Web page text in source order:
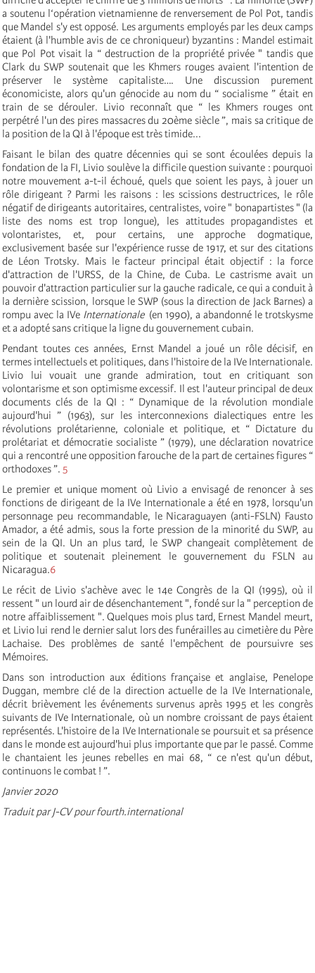
a soutenu l‘opération vietnamienne de renversement de Pol Pot, tandis
que Mandel s'y est opposé. Les arguments employés par les deux camps
étaient (à l'humble avis de ce chroniqueur) byzantins : Mandel estimait
que Pol Pot visait la “ destruction de la propriété privée " tandis que
Clark du SWP soutenait que les Khmers rouges avaient l'intention de
préserver le système capitaliste…. Une discussion purement
économiciste, alors qu'un génocide au nom du “ socialisme ” était en
train de se dérouler. Livio reconnaît que “ les Khmers rouges ont
perpétré l'un des pires massacres du 20ème siècle ”, mais sa critique de
la position de la QI à l'époque est très timide...
Faisant le bilan des quatre décennies qui se sont écoulées depuis la
fondation de la FI, Livio soulève la difficile question suivante : pourquoi
notre mouvement a-t-il échoué, quels que soient les pays, à jouer un
rôle dirigeant ? Parmi les raisons : les scissions destructrices, le rôle
négatif de dirigeants autoritaires, centralistes, voire " bonapartistes " (la
liste des noms est trop longue), les attitudes propagandistes et
volontaristes, et, pour certains, une approche dogmatique,
exclusivement basée sur l'expérience russe de 1917, et sur des citations
de Léon Trotsky. Mais le facteur principal était objectif : la force
d'attraction de l'URSS, de la Chine, de Cuba. Le castrisme avait un
pouvoir d'attraction particulier sur la gauche radicale, ce qui a conduit à
la dernière scission, lorsque le SWP (sous la direction de Jack Barnes) a
rompu avec la IVe Internationale(en 1990), a abandonné le trotskysme
et a adopté sans critique la ligne du gouvernement cubain.
Pendant toutes ces années, Ernst Mandel a joué un rôle décisif, en
termes intellectuels et politiques, dans l'histoire de la IVe Internationale.
Livio lui vouait une grande admiration, tout en critiquant son
volontarisme et son optimisme excessif. Il est l'auteur principal de deux
documents clés de la QI : “ Dynamique de la révolution mondiale
aujourd'hui ” (1963), sur les interconnexions dialectiques entre les
révolutions prolétarienne, coloniale et politique, et “ Dictature du
prolétariat et démocratie socialiste ” (1979), une déclaration novatrice
qui a rencontré une opposition farouche de la part de certaines figures “
orthodoxes ”. 5
Le premier et unique moment où Livio a envisagé de renoncer à ses
fonctions de dirigeant de la IVe Internationalea été en 1978, lorsqu'un
personnage peu recommandable, le Nicaraguayen (anti-FSLN) Fausto
Amador, a été admis, sous la forte pression de la minorité du SWP, au
sein de la QI. Un an plus tard, le SWP changeait complètement de
politique et soutenait pleinement le gouvernement du FSLN au
Nicaragua.6
Le récit de Livio s'achève avec le 14e Congrès de la QI (1995), où il
ressent " un lourd air de désenchantement ", fondé sur la " perception de
notre affaiblissement ". Quelques mois plus tard, Ernest Mandel meurt,
et Livio lui rend le dernier salut lors des funérailles au cimetière du Père
Lachaise. Des problèmes de santé l'empêchent de poursuivre ses
Mémoires.
Dans son introduction aux éditions française et anglaise, Penelope
Duggan, membre clé de la direction actuelle de la IVe Internationale,
décrit brièvement les événements survenus après 1995 et les congrès
suivants de IVe Internationale, où un nombre croissant de pays étaient
représentés. L'histoire de la IVe Internationalese poursuit et sa présence
dans le monde est aujourd'hui plus importante que par le passé. Comme
le chantaient les jeunes rebelles en mai 68, “ ce n'est qu'un début,
continuons le combat ! ”.
Janvier 2020
Traduit par J-CV pour fourth.international